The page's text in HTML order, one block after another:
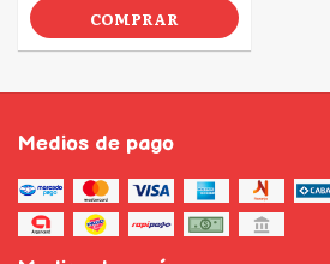
COMPRAR
Medios de pago